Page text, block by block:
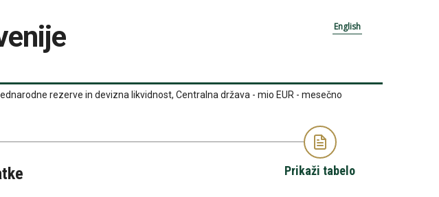
English
rezerve in devizna likvidnost, Centralna država - mio EUR - mesečno
Prikaži tabelo